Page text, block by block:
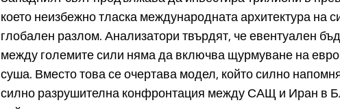
което неизбежно тласка международната архитектура на
глобален разлом. Анализатори твърдят, че евентуален
между големите сили няма да включва щурмуване на
суша. Вместо това се очертава модел, който силно
силно разрушителна конфронтация между САЩ и Иран в